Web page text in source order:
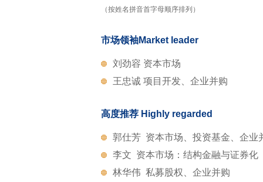
（按姓名拼音首字母顺序排列）
市场领袖Market leader
刘劲容 资本市场
王忠诚 项目开发、企业并购
高度推荐 Highly regarded
郭仕芳 资本市场、投资基金、企业
李文 资本市场：结构金融与证券化
林华伟 私募股权、企业并购